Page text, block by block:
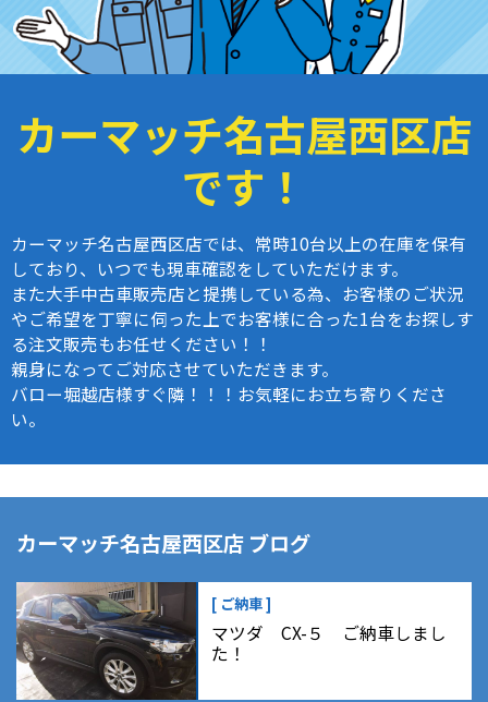
カーマッチ名古屋西区店
です！
カーマッチ名古屋西区店では、常時10台以上の在庫を保有
しており、いつでも現車確認をしていただけます。
また大手中古車販売店と提携している為、お客様のご状況
やご希望を丁寧に伺った上でお客様に合った1台をお探しす
る注文販売もお任せください！！
親身になってご対応させていただきます。
バロー堀越店様すぐ隣！！！お気軽にお立ち寄りくださ
い。
カーマッチ名古屋西区店 ブログ
[ ご納車 ]
マツダ CX-５ ご納車しまし
た！